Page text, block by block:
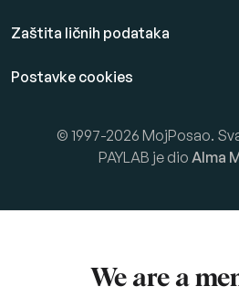
Zaštita ličnih podataka
Postavke cookies
© 1997-2026 MojPosao.
PAYLAB je dio Alma
We are a